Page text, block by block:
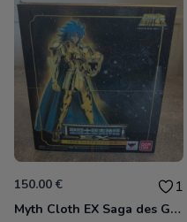
150.00 € 1
Myth Cloth EX Saga des Gémeaux